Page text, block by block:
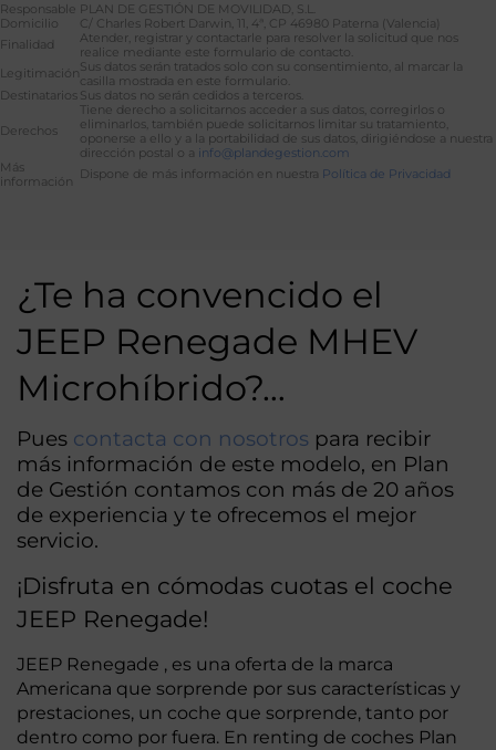
Responsable PLAN DE GESTIÓN DE MOVILIDAD, S.L.
Domicilio
C/ Charles Robert Darwin, 11, 4ª, CP 46980 Paterna (Valencia)
Finalidad
Atender, registrar y contactarle para resolver la solicitud que nos
realice mediante este formulario de contacto.
LegitimaciónSus datos serán tratados solo con su consentimiento, al marcar la
casilla mostrada en este formulario.
Destinatarios Sus datos no serán cedidos a terceros.
Derechos
Tiene derecho a solicitarnos acceder a sus datos, corregirlos o
eliminarlos, también puede solicitarnos limitar su tratamiento,
oponerse a ello y a la portabilidad de sus datos, dirigiéndose a nuestra
dirección postal o a info@plandegestion.com
Más
información Dispone de más información en nuestra Política de Privacidad
¿Te ha convencido el
JEEP Renegade MHEV
Microhíbrido?…
Pues contacta con nosotros para recibir
más información de este modelo, en Plan
de Gestión contamos con más de 20 años
de experiencia y te ofrecemos el mejor
servicio.
¡Disfruta en cómodas cuotas el coche
JEEP Renegade!
JEEP Renegade , es una oferta de la marca
Americana que sorprende por sus características y
prestaciones, un coche que sorprende, tanto por
dentro como por fuera. En renting de coches Plan